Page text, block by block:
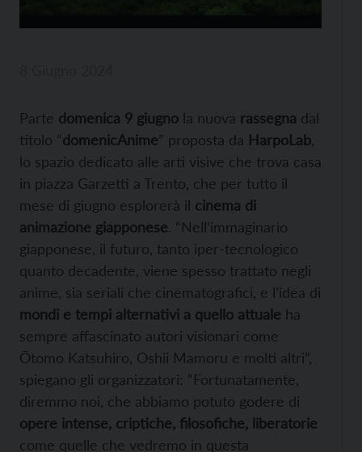
Parte domenica 9 giugno la nuova rassegna dal
titolo “domenicAnime” proposta da HarpoLab
lo spazio dedicato alle arti visive che trova casa
in piazza Garzetti a Trento, che per tutto il
mese di giugno esplorerà il cinema di
animazione giapponese. “Nell’immaginario
giapponese, il futuro, tanto iper-tecnologico
quanto decadente, viene spesso trattato negli
anime, sia seriali che cinematografici, e l’idea di
mondi e tempi alternativi a quello attuale ha
sempre affascinato autori visionari come
Ōtomo Katsuhiro, Oshii Mamoru e molti altri”,
spiegano gli organizzatori: “Fortunatamente,
diremmo noi, che abbiamo potuto godere di
opere intense, criptiche, filosofiche, liberatorie
come quelle che vedremo in questa